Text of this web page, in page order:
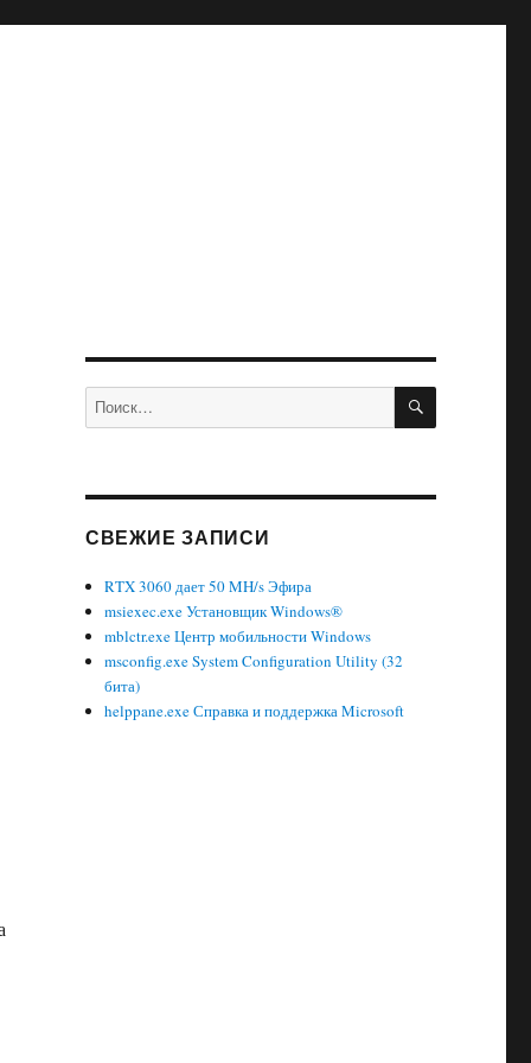
Искать: ПОИСК
СВЕЖИЕ ЗАПИСИ
RTX 3060 дает 50 MH/s Эфира
msiexec.exe Установщик Windows®
mblctr.exe Центр мобильности Windows
msconfig.exe System Configuration Utility (32
бита)
helppane.exe Справка и поддержка Microsoft